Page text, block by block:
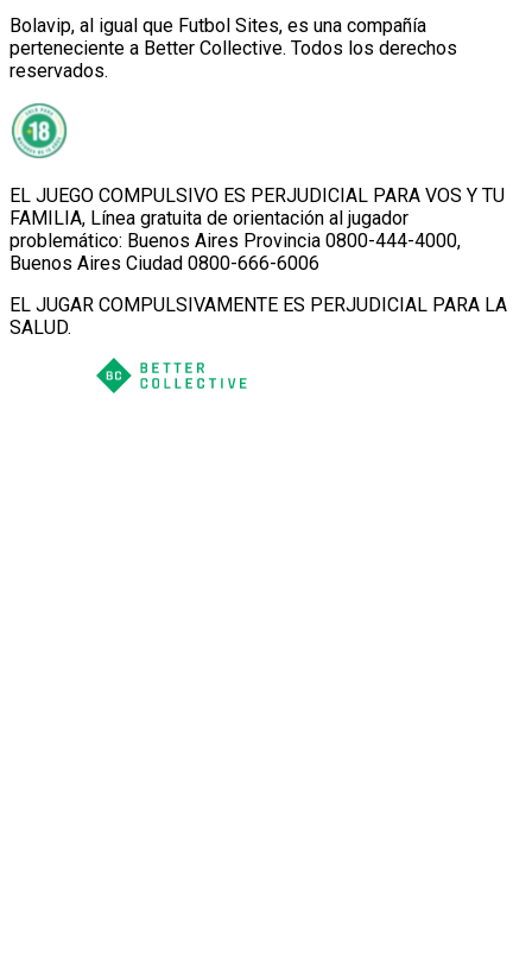
Bolavip, al igual que Futbol Sites, es una compañía
perteneciente a Better Collective. Todos los derechos
reservados.
EL JUEGO COMPULSIVO ES PERJUDICIAL PARA VOS Y TU
FAMILIA, Línea gratuita de orientación al jugador
problemático: Buenos Aires Provincia 0800-444-4000,
Buenos Aires Ciudad 0800-666-6006
EL JUGAR COMPULSIVAMENTE ES PERJUDICIAL PARA LA
SALUD.